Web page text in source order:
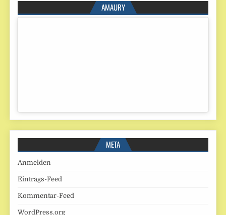
AMAURY
META
Anmelden
Eintrags-Feed
Kommentar-Feed
WordPress.org